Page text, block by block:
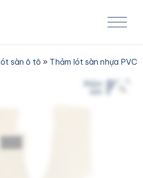
sàn ô tô » Thảm lót sàn nhựa PVC